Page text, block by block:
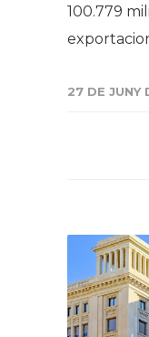
100.779
27 DE JUNY